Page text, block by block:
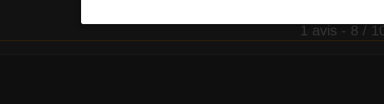
1 avis - 8 /